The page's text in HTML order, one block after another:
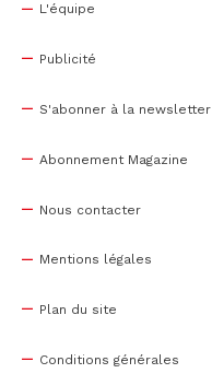
L'équipe
Publicité
S'abonner à la newsletter
Abonnement Magazine
Nous contacter
Mentions légales
Plan du site
Conditions générales